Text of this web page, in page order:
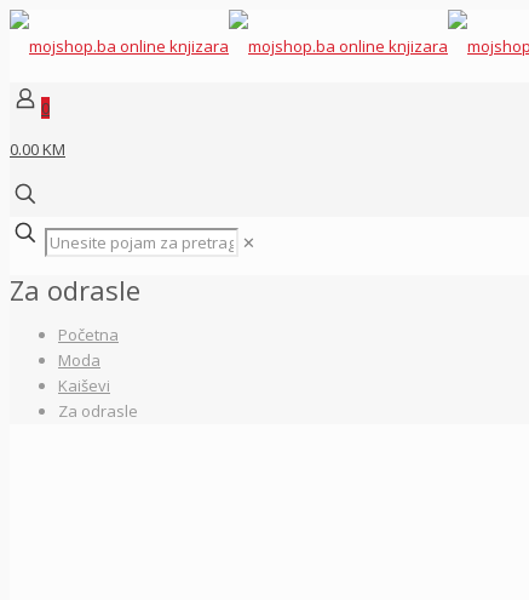
0
0.00 KM
✕
Za odrasle
Početna
Moda
Kaiševi
Za odrasle